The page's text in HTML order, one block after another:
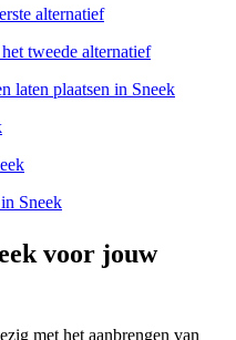
alternatief
tweede alternatief
laten plaatsen in Sneek
Sneek
voor jouw
met het aanbrengen van